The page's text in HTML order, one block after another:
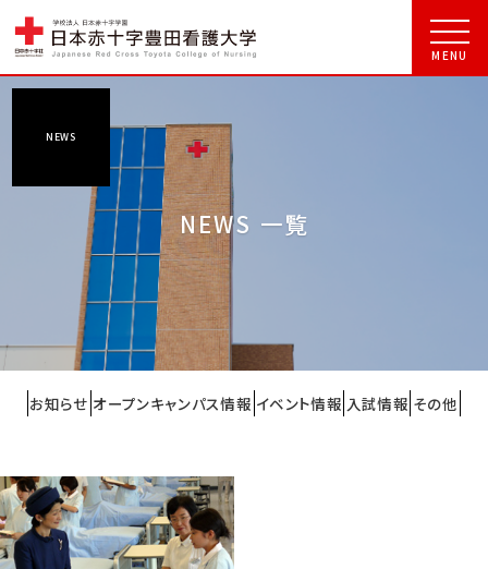
NEWS
NEWS 一覧
お知らせ オープンキャンパス情報 イベント情報 入試情報 その他